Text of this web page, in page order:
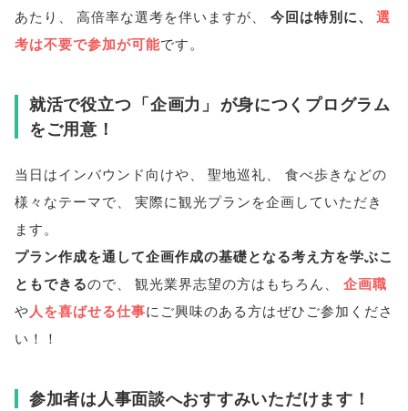
あたり 、 高倍率な選考を伴いますが、 今回は特別に、
選
考は不要で参加が可能です。
就活で役立つ 「企画力 」 が身につくプログラム
をご用意！
当日はインバウンド向けや 聖地巡礼
食べ歩きなどの
様々なテーマで
実際に観光プランを企画していただき
ます。
プラン作成を通して企画作成の基礎となる考え方を学ぶこ
ともできるので 観光業界志望の方はもちろん 企画職
や人を喜ばせる仕事にご興味のある方はぜひご参加くださ
い！！
参加者は人事面談へおすすみいただけます！